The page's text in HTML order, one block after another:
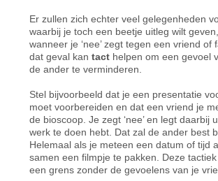
Er zullen zich echter veel gelegenheden
waarbij je toch een beetje uitleg wilt
wanneer je ‘nee’ zegt tegen een vriend of
dat geval kantact helpen om een gevoel
de ander te verminderen.
Stel bijvoorbeeld dat je een presentatie
moet voorbereiden en dat een vriend je
de bioscoop. Je zegt ‘nee’ en legt daarbij
werk te doen hebt. Dat zal de ander best
Helemaal als je meteen een datum of tijd
samen een filmpje te pakken. Deze
een grens zonder de gevoelens van je